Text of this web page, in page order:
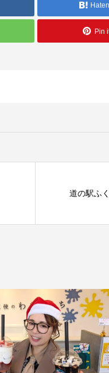
Pin
道の駅ふ